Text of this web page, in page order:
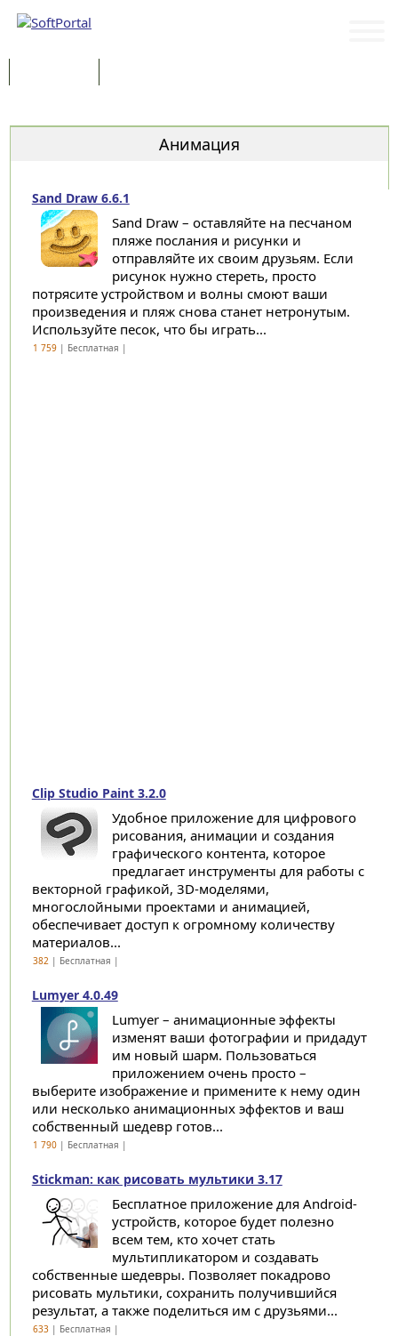
Анимация
Sand Draw 6.6.1
Sand Draw – оставляйте на песчаном
пляже послания и рисунки и
отправляйте их своим друзьям. Если
рисунок нужно стереть, просто
потрясите устройством и волны смоют ваши
произведения и пляж снова станет нетронутым.
Используйте песок, что бы играть...
1 759| Бесплатная |
Clip Studio Paint 3.2.0
Удобное приложение для цифрового
рисования, анимации и создания
графического контента, которое
предлагает инструменты для работы с
векторной графикой, 3D-моделями,
многослойными проектами и анимацией,
обеспечивает доступ к огромному количеству
материалов...
382| Бесплатная |
Lumyer 4.0.49
Lumyer – анимационные эффекты
изменят ваши фотографии и придадут
им новый шарм. Пользоваться
приложением очень просто –
выберите изображение и примените к нему один
или несколько анимационных эффектов и ваш
собственный шедевр готов...
1 790| Бесплатная |
Stickman: как рисовать мультики 3.17
Бесплатное приложение для Android-
устройств, которое будет полезно
всем тем, кто хочет стать
мультипликатором и создавать
собственные шедевры. Позволяет покадрово
рисовать мультики, сохранить получившийся
результат, а также поделиться им с друзьями...
633| Бесплатная |